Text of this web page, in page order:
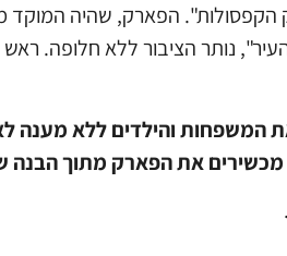
הפארק, שהיה המוקד
נותר הציבור ללא חלופה.
המשפחות והילדים ללא
מכשירים את הפארק מתוך